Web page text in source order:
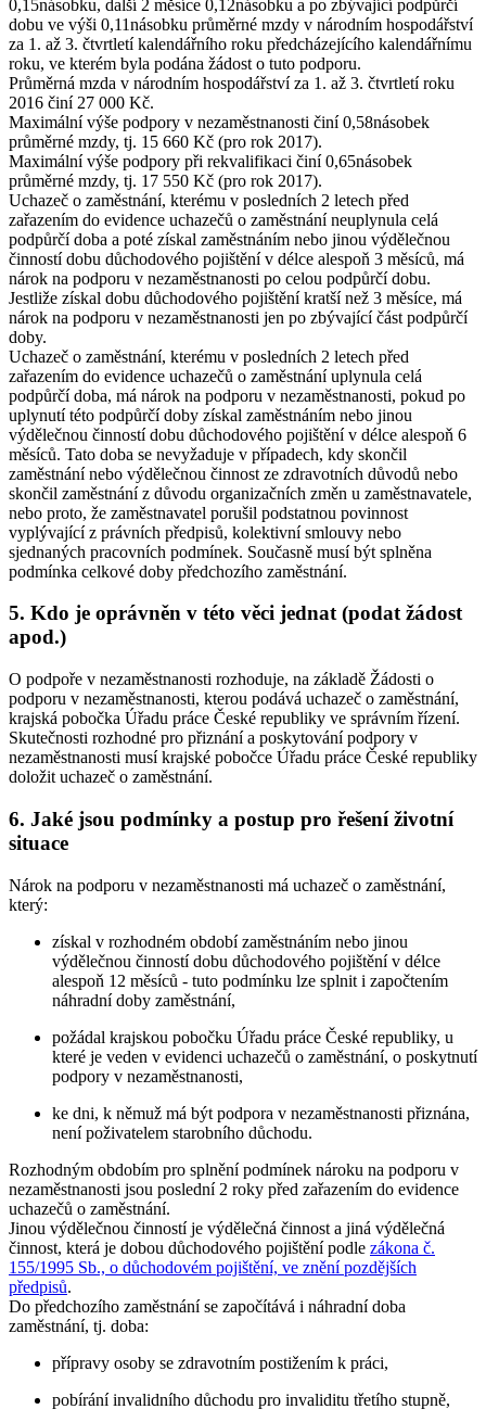
0,15násobku, další 2 měsíce 0,12násobku a po zbývající podpůrčí
dobu ve výši 0,11násobku průměrné mzdy v národním hospodářství
za 1. až 3. čtvrtletí kalendářního roku předcházejícího kalendářnímu
roku, ve kterém byla podána žádost o tuto podporu.
Průměrná mzda v národním hospodářství za 1. až 3. čtvrtletí roku
2016 činí 27 000 Kč.
Maximální výše podpory v nezaměstnanosti činí 0,58násobek
průměrné mzdy, tj. 15 660 Kč (pro rok 2017).
Maximální výše podpory při rekvalifikaci činí 0,65násobek
průměrné mzdy, tj. 17 550 Kč (pro rok 2017).
Uchazeč o zaměstnání, kterému v posledních 2 letech před
zařazením do evidence uchazečů o zaměstnání neuplynula celá
podpůrčí doba a poté získal zaměstnáním nebo jinou výdělečnou
činností dobu důchodového pojištění v délce alespoň 3 měsíců, má
nárok na podporu v nezaměstnanosti po celou podpůrčí dobu.
Jestliže získal dobu důchodového pojištění kratší než 3 měsíce, má
nárok na podporu v nezaměstnanosti jen po zbývající část podpůrčí
doby.
Uchazeč o zaměstnání, kterému v posledních 2 letech před
zařazením do evidence uchazečů o zaměstnání uplynula celá
podpůrčí doba, má nárok na podporu v nezaměstnanosti, pokud po
uplynutí této podpůrčí doby získal zaměstnáním nebo jinou
výdělečnou činností dobu důchodového pojištění v délce alespoň 6
měsíců. Tato doba se nevyžaduje v případech, kdy skončil
zaměstnání nebo výdělečnou činnost ze zdravotních důvodů nebo
skončil zaměstnání z důvodu organizačních změn u zaměstnavatele,
nebo proto, že zaměstnavatel porušil podstatnou povinnost
vyplývající z právních předpisů, kolektivní smlouvy nebo
sjednaných pracovních podmínek. Současně musí být splněna
podmínka celkové doby předchozího zaměstnání.
5. Kdo je oprávněn v této věci jednat (podat žádost
apod.)
O podpoře v nezaměstnanosti rozhoduje, na základě Žádosti o
podporu v nezaměstnanosti, kterou podává uchazeč o zaměstnání,
krajská pobočka Úřadu práce České republiky ve správním řízení.
Skutečnosti rozhodné pro přiznání a poskytování podpory v
nezaměstnanosti musí krajské pobočce Úřadu práce České republiky
doložit uchazeč o zaměstnání.
6. Jaké jsou podmínky a postup pro řešení životní
situace
Nárok na podporu v nezaměstnanosti má uchazeč o zaměstnání,
který:
získal v rozhodném období zaměstnáním nebo jinou
výdělečnou činností dobu důchodového pojištění v délce
alespoň 12 měsíců - tuto podmínku lze splnit i započtením
náhradní doby zaměstnání,
požádal krajskou pobočku Úřadu práce České republiky, u
které je veden v evidenci uchazečů o zaměstnání, o poskytnutí
podpory v nezaměstnanosti,
ke dni, k němuž má být podpora v nezaměstnanosti přiznána,
není poživatelem starobního důchodu.
Rozhodným obdobím pro splnění podmínek nároku na podporu v
nezaměstnanosti jsou poslední 2 roky před zařazením do evidence
uchazečů o zaměstnání.
Jinou výdělečnou činností je výdělečná činnost a jiná výdělečná
činnost, která je dobou důchodového pojištění podle zákona č.
155/1995 Sb., o důchodovém pojištění, ve znění pozdějších
předpisů.
Do předchozího zaměstnání se započítává i náhradní doba
zaměstnání, tj. doba:
přípravy osoby se zdravotním postižením k práci,
pobírání invalidního důchodu pro invaliditu třetího stupně,